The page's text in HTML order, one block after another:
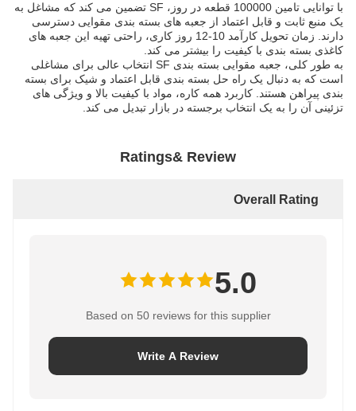
با توانایی تامین 100000 قطعه در روز، SF تضمین می کند که مشاغل به
یک منبع ثابت و قابل اعتماد از جعبه های بسته بندی مقوایی دسترسی
دارند. زمان تحویل کارآمد 10-12 روز کاری، راحتی تهیه این جعبه های
کاغذی بسته بندی با کیفیت را بیشتر می کند.
به طور کلی، جعبه مقوایی بسته بندی SF انتخاب عالی برای مشاغلی
است که به دنبال یک راه حل بسته بندی قابل اعتماد و شیک برای بسته
بندی پیراهن هستند. کاربرد همه کاره، مواد با کیفیت بالا و ویژگی های
تزئینی آن را به یک انتخاب برجسته در بازار تبدیل می کند.
Ratings& Review
Overall Rating
5.0
Based on 50 reviews for this supplier
Write A Review